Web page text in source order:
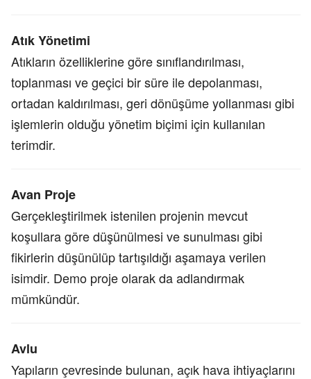
Atık Yönetimi
Atıkların özelliklerine göre sınıflandırılması,
toplanması ve geçici bir süre ile depolanması,
ortadan kaldırılması, geri dönüşüme yollanması gibi
işlemlerin olduğu yönetim biçimi için kullanılan
terimdir.
Avan Proje
Gerçekleştirilmek istenilen projenin mevcut
koşullara göre düşünülmesi ve sunulması gibi
fikirlerin düşünülüp tartışıldığı aşamaya verilen
isimdir. Demo proje olarak da adlandırmak
mümkündür.
Avlu
Yapıların çevresinde bulunan, açık hava ihtiyaçlarını